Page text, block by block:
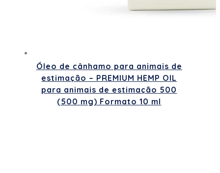
Óleo de cânhamo para animais de
estimação – PREMIUM HEMP OIL
para animais de estimação 500
(500 mg) Formato 10 ml